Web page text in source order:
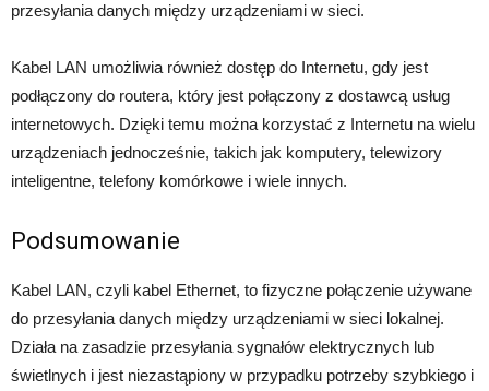
przesyłania danych między urządzeniami w sieci.
Kabel LAN umożliwia również dostęp do Internetu, gdy jest
podłączony do routera, który jest połączony z dostawcą usług
internetowych. Dzięki temu można korzystać z Internetu na wielu
urządzeniach jednocześnie, takich jak komputery, telewizory
inteligentne, telefony komórkowe i wiele innych.
Podsumowanie
Kabel LAN, czyli kabel Ethernet, to fizyczne połączenie używane
do przesyłania danych między urządzeniami w sieci lokalnej.
Działa na zasadzie przesyłania sygnałów elektrycznych lub
świetlnych i jest niezastąpiony w przypadku potrzeby szybkiego i